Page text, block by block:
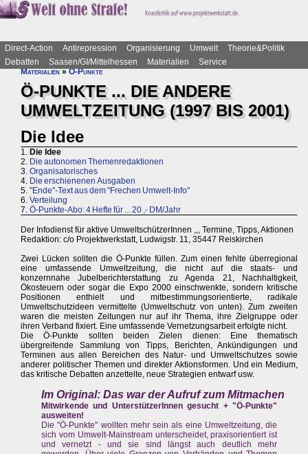
Direct-Action Antirepression Organisierung Umwelt
Theorie&Politik
Debatten
Saasen/GI/Mittelhessen Materialien
Service
Materialien»Ö-Punkte
Ö-PUNKTE ... DIE ANDERE
UMWELTZEITUNG (1997 BIS 2001)
Die Idee
1. Die Idee
2. Die autonomen Themenredaktionen
3. Organisatorisches
4. Die erschienenen Ausgaben
5. "Ende"-Text aus dem "Frechen Umwelt-Info"
6. Verteilung
7. Ö-Punkte-Abo: 4 Hefte für ... 20 ,- DM/Jahr
Der Infodienst für aktive UmweltschützerInnen ,,, Termine, Tipps, Aktionen
Redaktion: c/o Projektwerkstatt, Ludwigstr. 11, 35447 Reiskirchen
Zwei Lücken sollten die Ö-Punkte füllen. Zum einen fehlte überregional
eine umfassende Umweltzeitung, die nicht auf die staats- und
konzernnahe Jubelberichterstattung zu Agenda 21, Nachhaltigkeit,
Ökosteuern oder sogar die Expo 2000 einschwenkte, sondern kritische
Positionen enthielt und mitbestimmungsorientierte, radikale
Umweltschutzideen vermittelte (Umweltschutz von unten). Zum zweiten
waren die meisten Zeitungen nur auf ihr Thema, ihre Zielgruppe oder
ihren Verband fixiert. Eine umfassende Vernetzungsarbeit erfolgte nicht.
Die Ö-Punkte sollten beiden Zielen dienen: Eine thematisch
übergreifende Sammlung von Tipps, Berichten, Ankündigungen und
Terminen aus allen Bereichen des Natur- und Umweltschutzes sowie
anderer politischer Themen und direkter Aktionsformen. Und ein Medium,
das kritische Debatten anzettelte, neue Strategien entwarf usw.
Im Original: Das war der Aufruf zum Mitmachen
Mitwirkende und UnterstützerInnen gesucht + "Ö-Punkte"
ausweiten!
Die "Ö-Punkte" wollten mehr sein als eine Umweltzeitung, die
sich vom Umwelt-Mainstream unterscheidet, praxisorientiert ist
und vernetzt - und sie sind längst auch deutlich mehr